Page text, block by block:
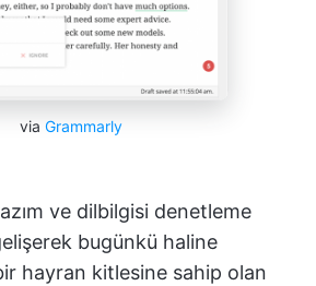
via Grammarly
ve dilbilgisi denetleme
bugünkü haline
hayran kitlesine sahip olan